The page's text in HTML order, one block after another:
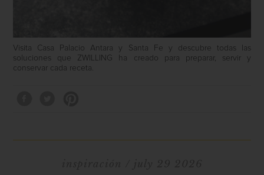
Visita Casa Palacio Antara y Santa Fe y descubre todas las
soluciones que ZWILLING ha creado para preparar, servir y
conservar cada receta.